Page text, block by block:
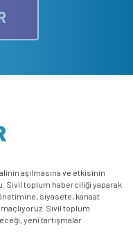
aşılmasına ve etkisinin
Sivil toplum haberciliği yaparak
siyasete, kanaat
Sivil toplum
yeni tartışmalar